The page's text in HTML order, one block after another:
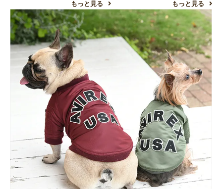
もっと見る もっと見る